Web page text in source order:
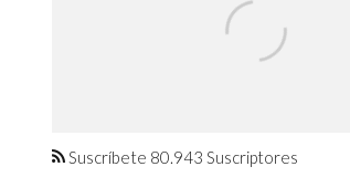
agosto
Suscríbete 80.943 Suscriptores